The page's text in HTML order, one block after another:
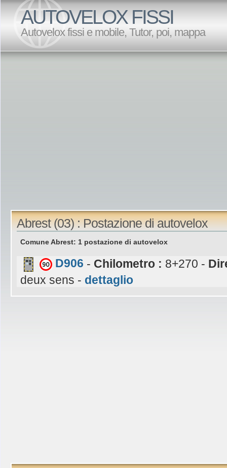
AUTOVELOX FISSI
Autovelox fissi e mobile, Tutor, poi, mappa
Abrest (03) : Postazione di autovelox
Comune Abrest: 1 postazione di autovelox
D906 - Chilometro : 8+270 -
deux sens - dettaglio